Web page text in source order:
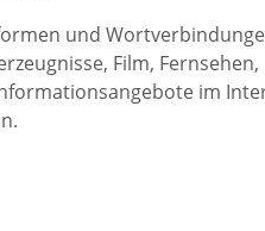
und
Film, Fernsehen,
im